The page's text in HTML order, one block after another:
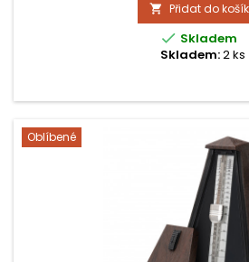
 Přidat do
 Skladem
Skladem:2 ks
Oblíbené